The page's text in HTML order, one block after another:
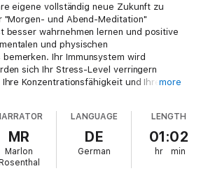
eigene vollständig neue Zukunft zu
und Abend-Meditation"
besser wahrnehmen lernen und positive
und physischen
Ihr Immunsystem wird
sich Ihr Stress-Level verringern
Konzentrationsfähigkeit und Ihremore
MR
Marlon
LANGUAGE
DE
German
LENGTH
01:02
hr min